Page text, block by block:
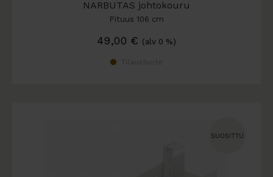
NARBUTAS johtokouru
Pituus 106 cm
49,00 € (alv 0 %)